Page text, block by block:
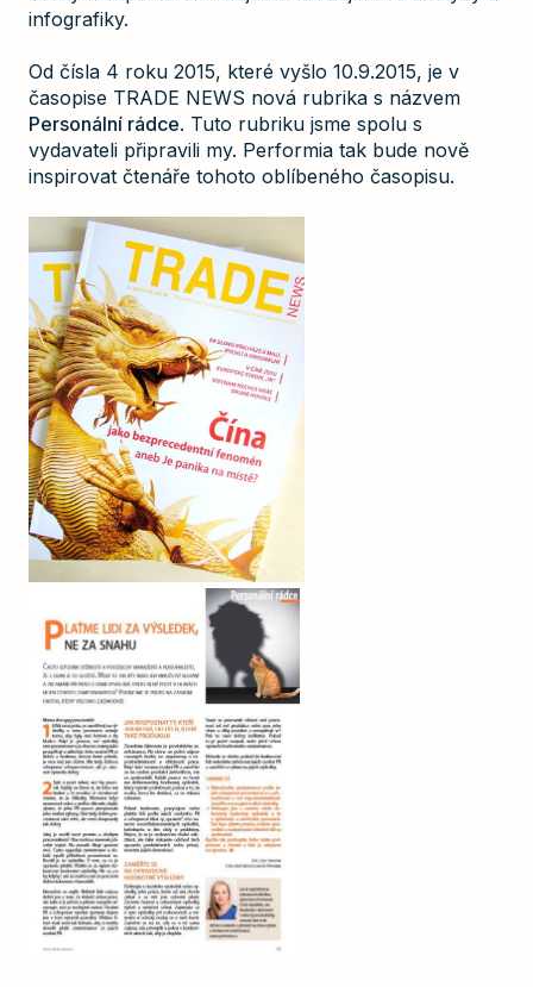
infografiky.
Od čísla 4 roku 2015, které vyšlo 10.9.2015, je v
časopise TRADE NEWS nová rubrika s názvem
Personální rádce. Tuto rubriku jsme spolu s
vydavateli připravili my. Performia tak bude nově
inspirovat čtenáře tohoto oblíbeného časopisu.